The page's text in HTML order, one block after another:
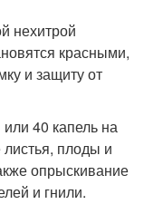
нехитрой
красными,
и защиту от
40 капель на
плоды и
опрыскивание
и гнили.